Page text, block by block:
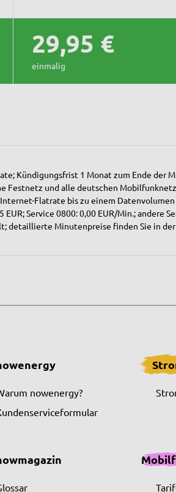
29,95 €
einmalig
Kündigungsfrist 1 Monat zum Ende der
und alle deutschen
Flatrate bis zu einem
Service 0800: 0,00 EUR/Min.; andere
Minutenpreise finden Sie in der
nowenergy?